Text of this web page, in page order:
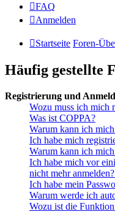
FAQ
Anmelden
Startseite Foren-
Häufig gestellte
Registrierung und
Wozu muss ich mich
Was ist COPPA?
Warum kann ich
Ich habe mich
Warum kann ich
Ich habe mich vor
nicht mehr
Ich habe mein
Warum werde ich
Wozu ist die